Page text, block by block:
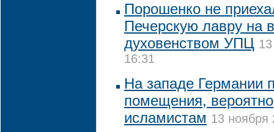
Порошенко не
Печерскую лавру на
духовенством УПЦ
16:31
На западе Германии
помещения,
исламистам 13 ноября